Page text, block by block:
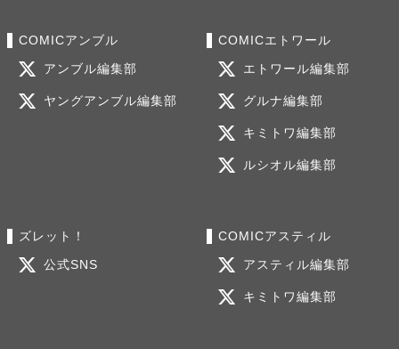
COMICアンブル
アンブル編集部
ヤングアンブル編集部
COMICエトワール
エトワール編集部
グルナ編集部
キミトワ編集部
ルシオル編集部
ズレット！
公式SNS
COMICアスティル
アスティル編集部
キミトワ編集部